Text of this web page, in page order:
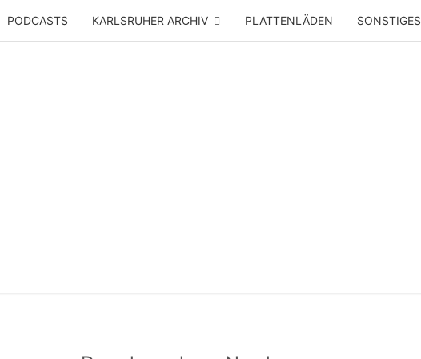
PODCASTS KARLSRUHER ARCHIV PLATTENLÄDEN SONSTIGES